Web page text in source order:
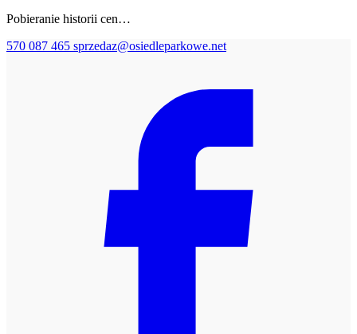
Pobieranie historii cen…
570 087 465 sprzedaz@osiedleparkowe.net